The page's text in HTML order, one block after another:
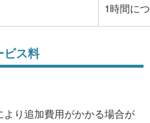
1時間に
ビス料
り追加費用がかかる場合が